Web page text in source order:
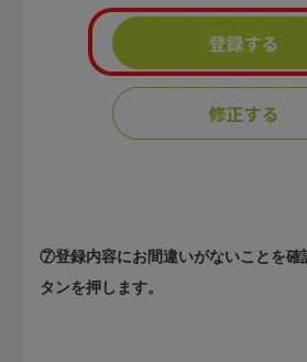
⑦登録内容にお間違いがないことを確
タンを押します。